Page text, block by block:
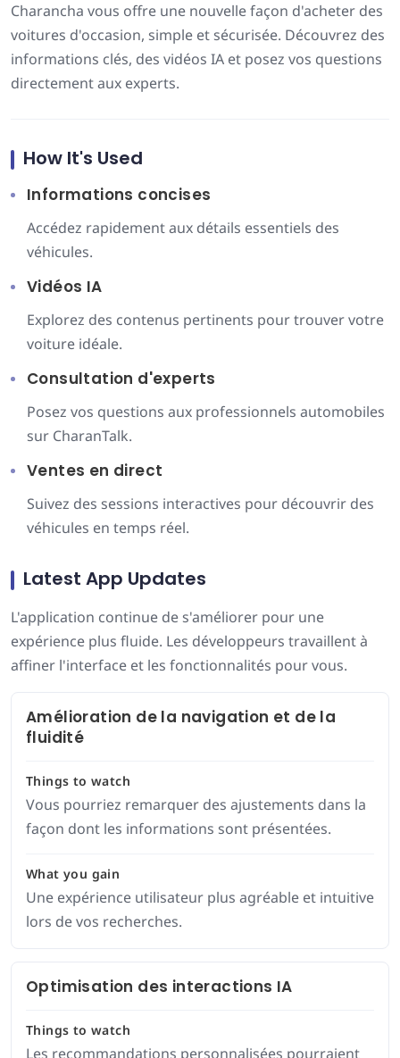
Charancha vous offre une nouvelle façon d'acheter des
voitures d'occasion, simple et sécurisée. Découvrez des
informations clés, des vidéos IA et posez vos questions
directement aux experts.
How It's Used
Informations concises
Accédez rapidement aux détails essentiels des
véhicules.
Vidéos IA
Explorez des contenus pertinents pour trouver votre
voiture idéale.
Consultation d'experts
Posez vos questions aux professionnels automobiles
sur CharanTalk.
Ventes en direct
Suivez des sessions interactives pour découvrir des
véhicules en temps réel.
Latest App Updates
L'application continue de s'améliorer pour une
expérience plus fluide. Les développeurs travaillent à
affiner l'interface et les fonctionnalités pour vous.
Amélioration de la navigation et de la
fluidité
Things to watch
Vous pourriez remarquer des ajustements dans la
façon dont les informations sont présentées.
What you gain
Une expérience utilisateur plus agréable et intuitive
lors de vos recherches.
Optimisation des interactions IA
Things to watch
Les recommandations personnalisées pourraient